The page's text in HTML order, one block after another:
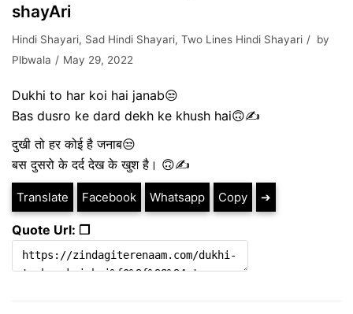
shayAri
Hindi Shayari, Sad Hindi Shayari, Two Lines Hindi Shayari
by
Plbwala
May 29, 2022
Dukhi to har koi hai janab😒
Bas dusro ke dard dekh ke khush hai🙃✍
दुखी तो हर कोई है जनाब😒
बस दुसरो के दर्द देख के खुश है। 🙃✍
Translate Facebook Whatsapp Copy ➔
Quote Url: ❐